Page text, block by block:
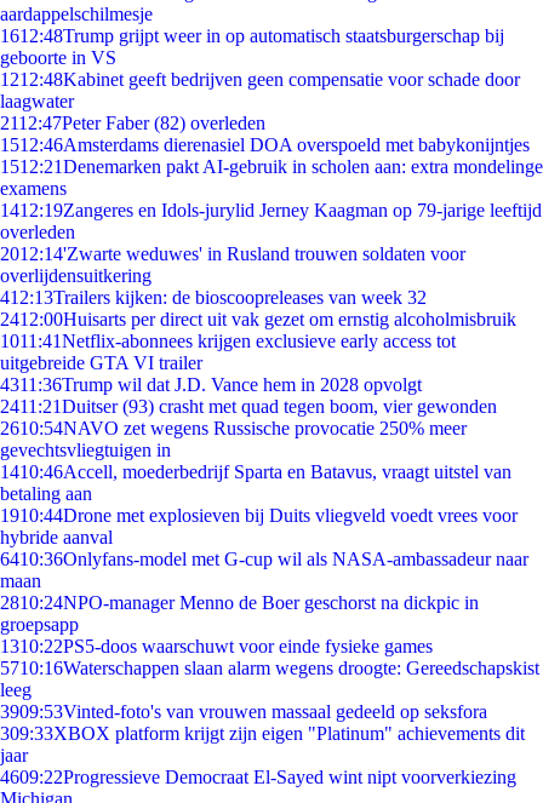
aardappelschilmesje
1612:48Trump grijpt weer in op automatisch staatsburgerschap bij
geboorte in VS
1212:48Kabinet geeft bedrijven geen compensatie voor schade door
laagwater
2112:47Peter Faber (82) overleden
1512:46Amsterdams dierenasiel DOA overspoeld met babykonijntjes
1512:21Denemarken pakt AI-gebruik in scholen aan: extra mondelinge
examens
1412:19Zangeres en Idols-jurylid Jerney Kaagman op 79-jarige leeftijd
overleden
2012:14'Zwarte weduwes' in Rusland trouwen soldaten voor
overlijdensuitkering
412:13Trailers kijken: de bioscoopreleases van week 32
2412:00Huisarts per direct uit vak gezet om ernstig alcoholmisbruik
1011:41Netflix-abonnees krijgen exclusieve early access tot
uitgebreide GTA VI trailer
4311:36Trump wil dat J.D. Vance hem in 2028 opvolgt
2411:21Duitser (93) crasht met quad tegen boom, vier gewonden
2610:54NAVO zet wegens Russische provocatie 250% meer
gevechtsvliegtuigen in
1410:46Accell, moederbedrijf Sparta en Batavus, vraagt uitstel van
betaling aan
1910:44Drone met explosieven bij Duits vliegveld voedt vrees voor
hybride aanval
6410:36Onlyfans-model met G-cup wil als NASA-ambassadeur naar
maan
2810:24NPO-manager Menno de Boer geschorst na dickpic in
groepsapp
1310:22PS5-doos waarschuwt voor einde fysieke games
5710:16Waterschappen slaan alarm wegens droogte: Gereedschapskist
leeg
3909:53Vinted-foto's van vrouwen massaal gedeeld op seksfora
309:33XBOX platform krijgt zijn eigen "Platinum" achievements dit
jaar
4609:22Progressieve Democraat El-Sayed wint nipt voorverkiezing
Michigan